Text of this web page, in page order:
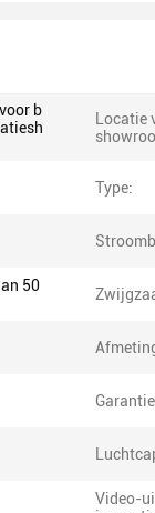
b
Locatie
Type:
50
Video-